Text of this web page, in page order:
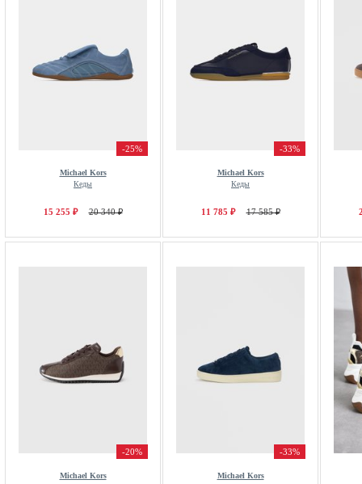
-25%
Michael Kors
Кеды
15 255 ₽ 20 340 ₽
-33%
Michael Kors
Кеды
11 785 ₽ 17 585 ₽
-20%
Michael Kors
-33%
Michael Kors